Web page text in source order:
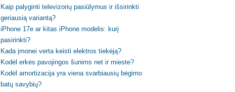
Kaip palyginti televizorių pasiūlymus ir išsirinkti
geriausią variantą?
iPhone 17e ar kitas iPhone modelis: kurį
pasirinkti?
Kada įmonei verta keisti elektros tiekėją?
Kodėl erkės pavojingos šunims net ir mieste?
Kodėl amortizacija yra viena svarbiausių bėgimo
batų savybių?